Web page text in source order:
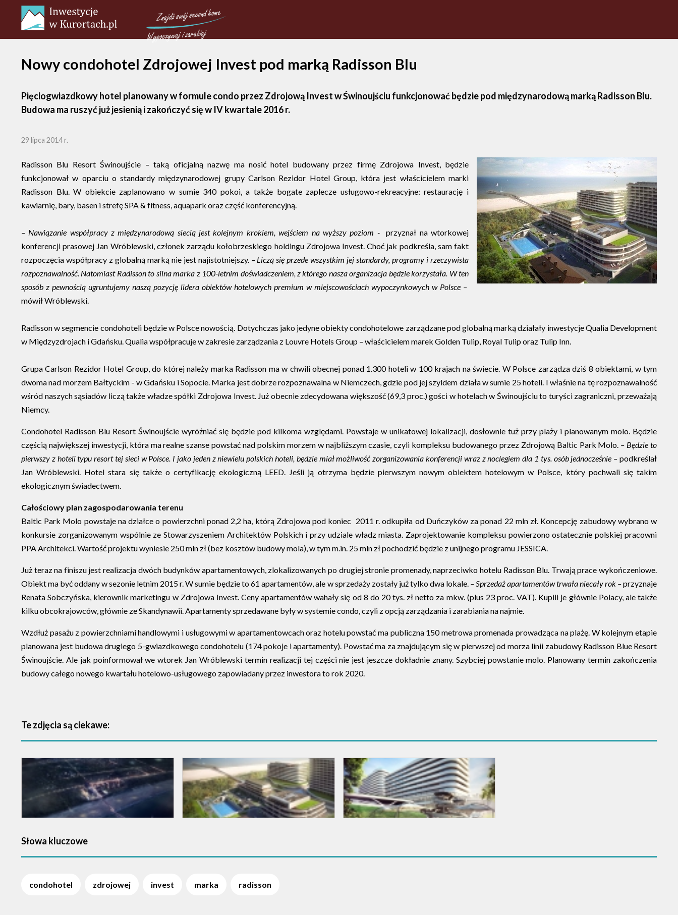
Nowy condohotel Zdrojowej Invest pod marką Radisson Blu
Pięciogwiazdkowy hotel planowany w formule condo przez Zdrojową Invest w Świnoujściu funkcjonować będzie pod międzynarodową marką Radisson Blu.
Budowa ma ruszyć już jesienią i zakończyć się w IV kwartale 2016 r.
29 lipca 2014 r.
Radisson Blu Resort Świnoujście – taką oficjalną nazwę ma nosić hotel budowany przez firmę Zdrojowa Invest, będzie
funkcjonował w oparciu o standardy międzynarodowej grupy Carlson Rezidor Hotel Group, która jest właścicielem marki
Radisson Blu. W obiekcie zaplanowano w sumie 340 pokoi, a także bogate zaplecze usługowo-rekreacyjne: restaurację i
kawiarnię, bary, basen i strefę SPA & fitness, aquapark oraz część konferencyjną.
– Nawiązanie współpracy z międzynarodową siecią jest kolejnym krokiem, wejściem na wyższy poziom -przyznał na wtorkowej
konferencji prasowej Jan Wróblewski, członek zarządu kołobrzeskiego holdingu Zdrojowa Invest. Choć jak podkreśla, sam fakt
rozpoczęcia współpracy z globalną marką nie jest najistotniejszy.– Liczą się przede wszystkim jej standardy, programy i rzeczywista
rozpoznawalność. Natomiast Radisson to silna marka z 100-letnim doświadczeniem, z którego nasza organizacja będzie korzystała. W ten
sposób z pewnością ugruntujemy naszą pozycję lidera obiektów hotelowych premium w miejscowościach wypoczynkowych w Polsce –
mówił Wróblewski.
Radisson w segmencie condohoteli będzie w Polsce nowością. Dotychczas jako jedyne obiekty condohotelowe zarządzane pod globalną marką działały inwestycje Qualia Development
w Międzyzdrojach i Gdańsku. Qualia współpracuje w zakresie zarządzania z Louvre Hotels Group – właścicielem marek Golden Tulip, Royal Tulip oraz Tulip Inn.
Grupa Carlson Rezidor Hotel Group, do której należy marka Radisson ma w chwili obecnej ponad 1.300 hoteli w 100 krajach na świecie. W Polsce zarządza dziś 8 obiektami, w tym
dwoma nad morzem Bałtyckim - w Gdańsku i Sopocie. Marka jest dobrze rozpoznawalna w Niemczech, gdzie pod jej szyldem działa w sumie 25 hoteli. I właśnie na tę rozpoznawalność
wśród naszych sąsiadów liczą także władze spółki Zdrojowa Invest. Już obecnie zdecydowana większość (69,3 proc.) gości w hotelach w Świnoujściu to turyści zagraniczni, przeważają
Niemcy.
Condohotel Radisson Blu Resort Świnoujście wyróżniać się będzie pod kilkoma względami. Powstaje w unikatowej lokalizacji, dosłownie tuż przy plaży i planowanym molo. Będzie
częścią największej inwestycji, która ma realne szanse powstać nad polskim morzem w najbliższym czasie, czyli kompleksu budowanego przez Zdrojową Baltic Park Molo. – Będzie to
pierwszy z hoteli typu resort tej sieci w Polsce. I jako jeden z niewielu polskich hoteli, będzie miał możliwość zorganizowania konferencji wraz z noclegiem dla 1 tys. osób jednocześnie – podkreślał
Jan Wróblewski. Hotel stara się także o certyfikację ekologiczną LEED. Jeśli ją otrzyma będzie pierwszym nowym obiektem hotelowym w Polsce, który pochwali się takim
ekologicznym świadectwem.
Całościowy plan zagospodarowania terenu
Baltic Park Molo powstaje na działce o powierzchni ponad 2,2 ha, którą Zdrojowa pod koniec 2011 r. odkupiła od Duńczyków za ponad 22 mln zł. Koncepcję zabudowy wybrano w
konkursie zorganizowanym wspólnie ze Stowarzyszeniem Architektów Polskich i przy udziale władz miasta. Zaprojektowanie kompleksu powierzono ostatecznie polskiej pracowni
PPA Architekci. Wartość projektu wyniesie 250 mln zł (bez kosztów budowy mola), w tym m.in. 25 mln zł pochodzić będzie z unijnego programu JESSICA.
Już teraz na finiszu jest realizacja dwóch budynków apartamentowych, zlokalizowanych po drugiej stronie promenady, naprzeciwko hotelu Radisson Blu. Trwają prace wykończeniowe.
Obiekt ma być oddany w sezonie letnim 2015 r. W sumie będzie to 61 apartamentów, ale w sprzedaży zostały już tylko dwa lokale. – Sprzedaż apartamentów trwała niecały rok –przyznaje
Renata Sobczyńska, kierownik marketingu w Zdrojowa Invest. Ceny apartamentów wahały się od 8 do 20 tys. zł netto za mkw. (plus 23 proc. VAT). Kupili je głównie Polacy, ale także
kilku obcokrajowców, głównie ze Skandynawii. Apartamenty sprzedawane były w systemie condo, czyli z opcją zarządzania i zarabiania na najmie.
Wzdłuż pasażu z powierzchniami handlowymi i usługowymi w apartamentowcach oraz hotelu powstać ma publiczna 150 metrowa promenada prowadząca na plażę. W kolejnym etapie
planowana jest budowa drugiego 5-gwiazdkowego condohotelu (174 pokoje i apartamenty). Powstać ma za znajdującym się w pierwszej od morza linii zabudowy Radisson Blue Resort
Świnoujście. Ale jak poinformował we wtorek Jan Wróblewski termin realizacji tej części nie jest jeszcze dokładnie znany. Szybciej powstanie molo. Planowany termin zakończenia
budowy całego nowego kwartału hotelowo-usługowego zapowiadany przez inwestora to rok 2020.
Te zdjęcia są ciekawe:
Słowa kluczowe
condohotel zdrojowej invest marka radisson